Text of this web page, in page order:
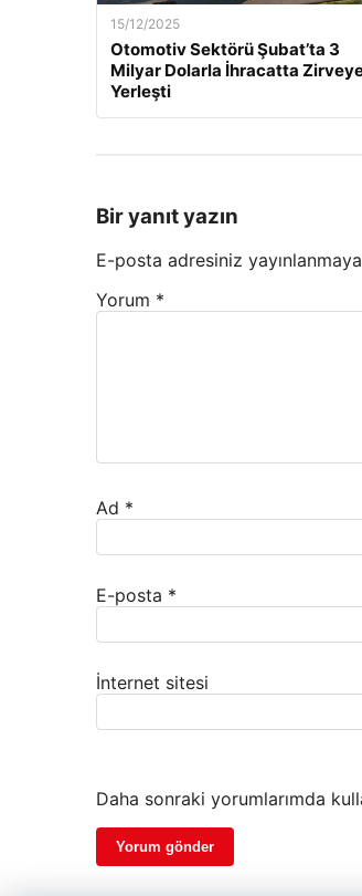
15/12/2025
Otomotiv Sektörü Şubat’ta 3
Milyar Dolarla İhracatta
Yerleşti
Bir yanıt yazın
E-posta adresiniz
Yorum *
Ad *
E-posta *
İnternet sitesi
Daha sonraki yorumlarımda